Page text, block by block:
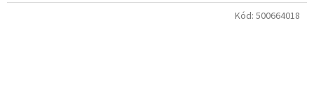
Kód: 500664018